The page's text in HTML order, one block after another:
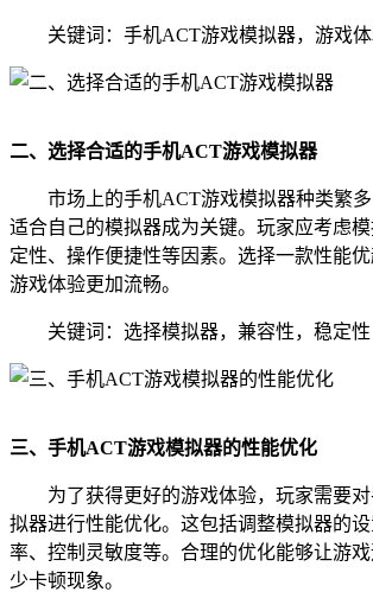
关键词：手机ACT游戏模拟器，游戏
二、选择合适的手机ACT游戏模拟器
市场上的手机ACT游戏模拟器种类繁
适合自己的模拟器成为关键。玩家应考虑
定性、操作便捷性等因素。选择一款性能
游戏体验更加流畅。
关键词：选择模拟器，兼容性，稳定性
三、手机ACT游戏模拟器的性能优化
为了获得更好的游戏体验，玩家需要
拟器进行性能优化。这包括调整模拟器的
率、控制灵敏度等。合理的优化能够让游
少卡顿现象。